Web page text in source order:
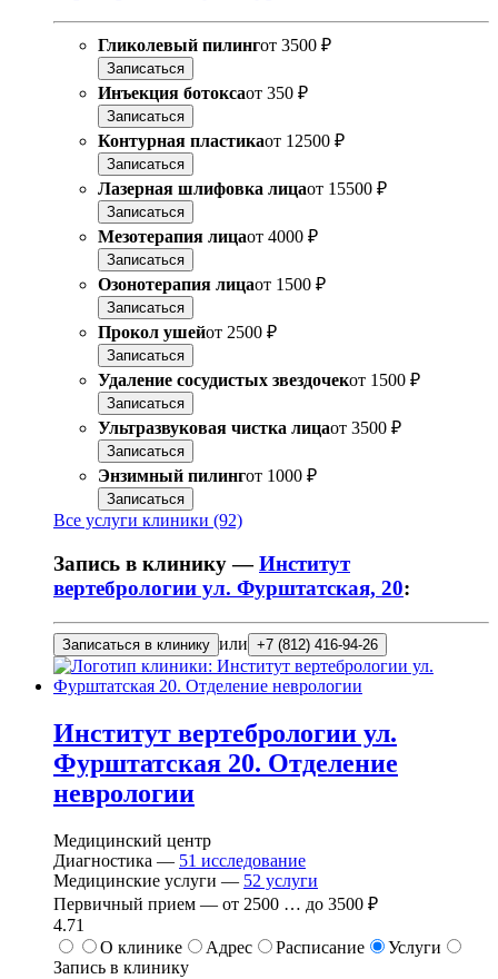
Гликолевый пилингот 3500 ₽
Записаться
Инъекция ботоксаот 350 ₽
Записаться
Контурная пластикаот 12500 ₽
Записаться
Лазерная шлифовка лицаот 15500 ₽
Записаться
Мезотерапия лицаот 4000 ₽
Записаться
Озонотерапия лицаот 1500 ₽
Записаться
Прокол ушейот 2500 ₽
Записаться
Удаление сосудистых звездочекот 1500 ₽
Записаться
Ультразвуковая чистка лицаот 3500 ₽
Записаться
Энзимный пилингот 1000 ₽
Записаться
Все услуги клиники (92)
Запись в клинику —Институт
вертебрологии ул. Фурштатская, 20:
Записаться в клинику или +7 (812) 416-94-26
Институт вертебрологии ул.
Фурштатская 20. Отделение
неврологии
Медицинский центр
Диагностика — 51 исследование
Медицинские услуги — 52 услуги
Первичный прием — от 2500 … до 3500 ₽
4.71
О клинике
Адрес Расписание
Услуги
Запись в клинику